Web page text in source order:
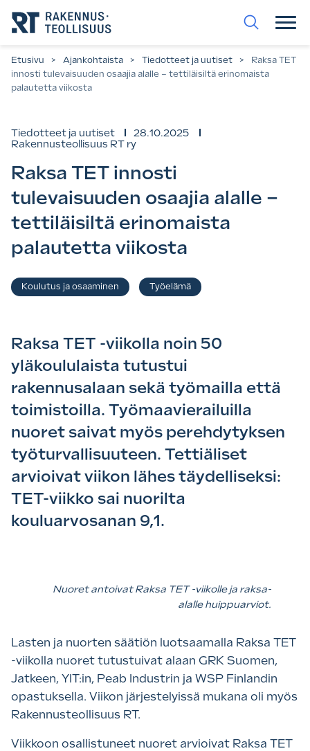
suoraan
sisältöön.
Etusivu > Ajankohtaista > Tiedotteet ja uutiset >
Raksa TET
innosti tulevaisuuden osaajia alalle – tettiläisiltä erinomaista
palautetta viikosta
Tiedotteet ja uutiset
28.10.2025
Rakennusteollisuus RT ry
Raksa TET innosti
tulevaisuuden osaajia alalle –
tettiläisiltä erinomaista
palautetta viikosta
Asiasanat
Koulutus ja osaaminen Työelämä
Raksa TET -viikolla noin 50
yläkoululaista tutustui
rakennusalaan sekä työmailla että
toimistoilla. Työmaavierailuilla
nuoret saivat myös perehdytyksen
työturvallisuuteen. Tettiäliset
arvioivat viikon lähes täydelliseksi:
TET-viikko sai nuorilta
kouluarvosanan 9,1.
Nuoret antoivat Raksa TET -viikolle ja raksa-
alalle huippuarviot.
Lasten ja nuorten säätiön luotsaamalla Raksa TET
-viikolla nuoret tutustuivat alaan GRK Suomen,
Jatkeen, YIT:in, Peab Industrin ja WSP Finlandin
opastuksella. Viikon järjestelyissä mukana oli myös
Rakennusteollisuus RT.
Viikkoon osallistuneet nuoret arvioivat Raksa TET